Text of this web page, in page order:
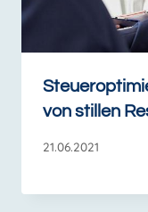
von stillen
21.06.2021